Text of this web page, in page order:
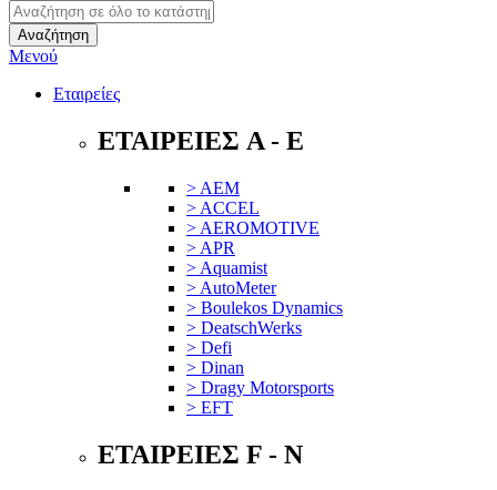
Αναζήτηση
Μενού
Εταιρείες
ΕΤΑΙΡΕΙΕΣ A - E
> AEM
> ACCEL
> AEROMOTIVE
> APR
> Aquamist
> AutoMeter
> Boulekos Dynamics
> DeatschWerks
> Defi
> Dinan
> Dragy Motorsports
> EFT
ΕΤΑΙΡΕΙΕΣ F - N